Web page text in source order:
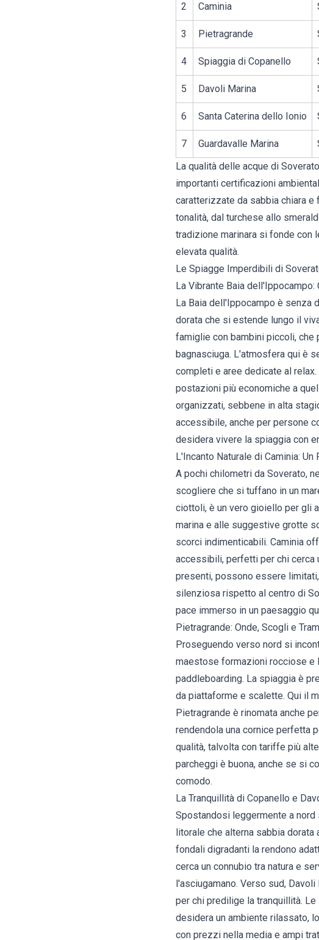
2 Caminia
3 Pietragrande
4 Spiaggia di Copanello
5 Davoli Marina
6 Santa Caterina dello Ionio
7 Guardavalle Marina
La qualità delle acque di
importanti certificazioni
caratterizzate da sabbia chiara e
tonalità, dal turchese allo
tradizione marinara si fonde con
elevata qualità.
Le Spiagge Imperdibili di
La Vibrante Baia
La Baia dell'Ippocampo è senza
dorata che si estende lungo il
famiglie con bambini piccoli, che
bagnasciuga. L'atmosfera qui è
completi e aree dedicate al
postazioni più economiche a
organizzati, sebbene in alta
accessibile, anche per persone
desidera vivere la spiaggia con
L'Incanto Naturale di Caminia:
A pochi chilometri da Soverato,
scogliere che si tuffano in un
ciottoli, è un vero gioiello per gli
marina e alle suggestive grotte
scorci indimenticabili. Caminia
accessibili, perfetti per chi cerca
presenti, possono essere
silenziosa rispetto al centro di
pace immerso in un paesaggio
Pietragrande: Onde, Scogli e
Proseguendo verso nord si
maestose formazioni rocciose e
paddleboarding. La spiaggia è
da piattaforme e scalette. Qui il
Pietragrande è rinomata anche
rendendola una cornice perfetta
qualità, talvolta con tariffe più
parcheggi è buona, anche se si
comodo.
La Tranquillità di Copanello e
Spostandosi leggermente a nord
litorale che alterna sabbia
fondali digradanti la rendono
cerca un connubio tra natura e
l'asciugamano. Verso sud,
per chi predilige la tranquillità.
desidera un ambiente rilassato,
con prezzi nella media e ampi